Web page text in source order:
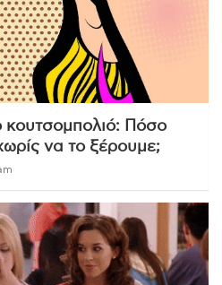
κουτσομπολιό: Πόσο
να το ξέρουμε;